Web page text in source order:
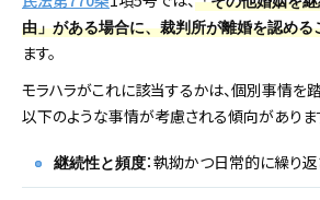
由」がある場合に、裁判所が離婚を認める
ます。
モラハラがこれに該当するかは、個別事情を
以下のような事情が考慮される傾向がありま
継続性と頻度：執拗かつ日常的に繰り